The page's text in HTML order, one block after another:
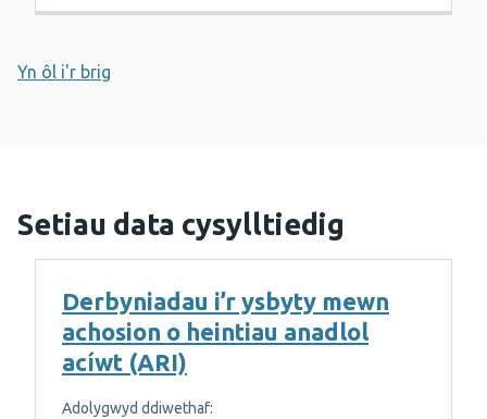
Yn ôl i'r brig
Setiau data cysylltiedig
Derbyniadau i’r ysbyty mewn
achosion o heintiau anadlol
acíwt (ARI)
Adolygwyd ddiwethaf: